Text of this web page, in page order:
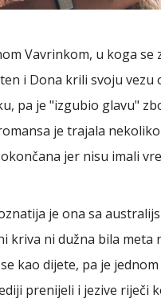
Vavrinkom, u koga
i Dona krili svoju
pa je "izgubio glavu"
je trajala
jer nisu imali
je ona sa
kriva ni dužna bila
kao dijete, pa je
prenijeli i jezive riječi